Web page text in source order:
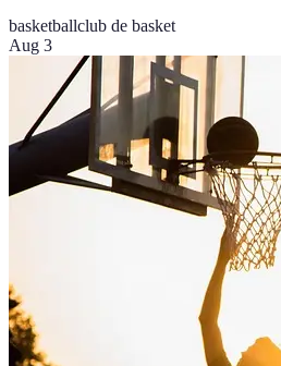
basketballclub de basket
Aug 3